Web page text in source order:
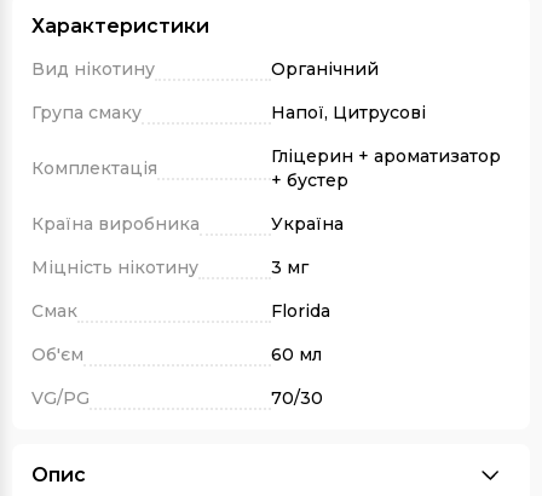
Характеристики
Вид нікотину
Органічний
Група смаку
Напої, Цитрусові
Комплектація
Гліцерин + ароматизатор
+ бустер
Країна виробника
Україна
Міцність нікотину
3 мг
Смак
Florida
Об'єм
60 мл
VG/PG
70/30
Опис